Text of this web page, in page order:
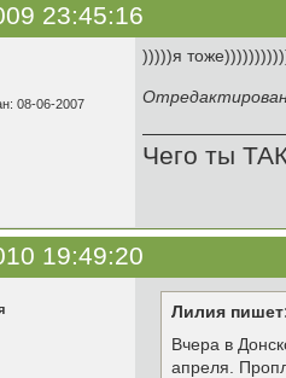
23:45:16
08-06-2007
)))))я
Чего ты
19:49:20
Лилия
Вчера в
апреля.